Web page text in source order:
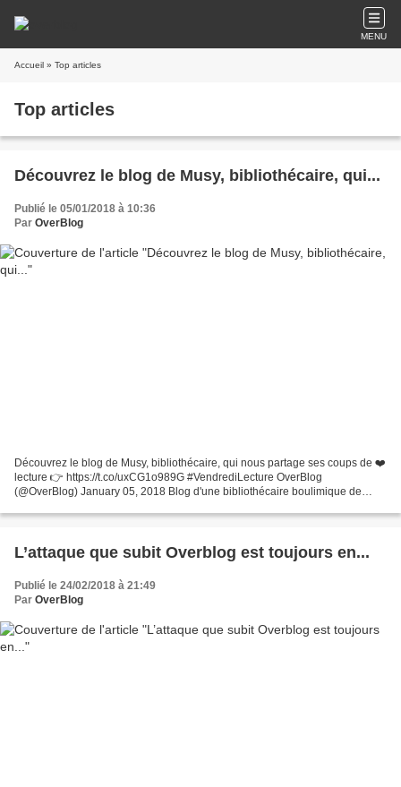
MENU
Accueil » Top articles
Top articles
Découvrez le blog de Musy, bibliothécaire, qui...
Publié le 05/01/2018 à 10:36
Par OverBlog
Découvrez le blog de Musy, bibliothécaire, qui nous partage ses coups de ❤️
lecture 👉 https://t.co/uxCG1o989G #VendrediLecture OverBlog
(@OverBlog) January 05, 2018 Blog d'une bibliothécaire boulimique de
L’attaque que subit Overblog est toujours en...
Publié le 24/02/2018 à 21:49
Par OverBlog